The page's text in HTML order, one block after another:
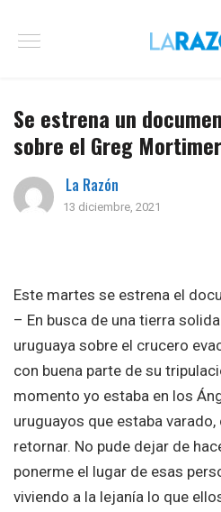
Se estrena un
sobre el Greg Mortimer
La Razón
13 diciembre, 2021
Este martes se estrena el
– En busca de una tierra
uruguaya sobre el crucero
con buena parte de su
momento yo estaba en los
uruguayos que estaba
retornar. No pude dejar de
ponerme el lugar de esas
viviendo a la lejanía lo que